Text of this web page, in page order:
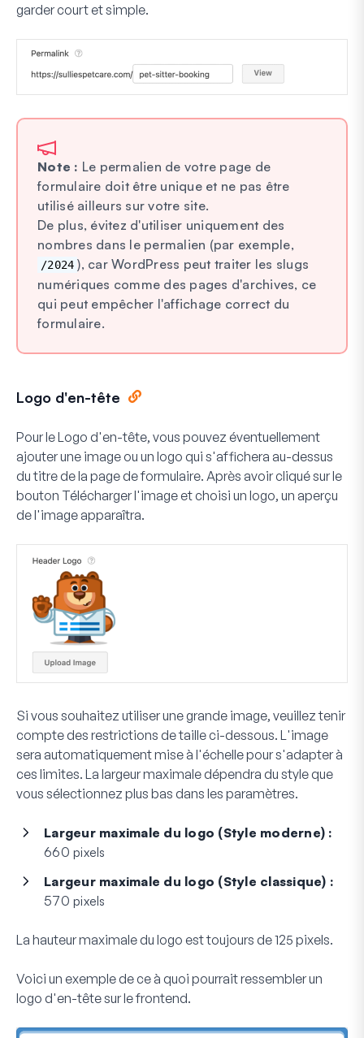
garder court et simple.
Note : Le permalien de votre page de
formulaire doit être unique et ne pas être
utilisé ailleurs sur votre site.
De plus, évitez d'utiliser uniquement des
nombres dans le permalien (par exemple,
/2024 ), car WordPress peut traiter les slugs
numériques comme des pages d'archives, ce
qui peut empêcher l'affichage correct du
formulaire.
Logo d'en-tête
Pour leLogo d'en-tête, vous pouvez éventuellement
ajouter une image ou un logo qui s'affichera au-dessus
du titre de la page de formulaire. Après avoir cliqué sur le
bouton Télécharger l'imageet choisi un logo, un aperçu
de l'image apparaîtra.
Si vous souhaitez utiliser une grande image, veuillez tenir
compte des restrictions de taille ci-dessous. L'image
sera automatiquement mise à l'échelle pour s'adapter à
ces limites. La largeur maximale dépendra du style que
vous sélectionnez plus bas dans les paramètres.
Largeur maximale du logo (Style moderne) :
660 pixels
Largeur maximale du logo (Style classique) :
570 pixels
La hauteur maximale du logo est toujours de 125 pixels.
Voici un exemple de ce à quoi pourrait ressembler un
logo d'en-tête sur le frontend.